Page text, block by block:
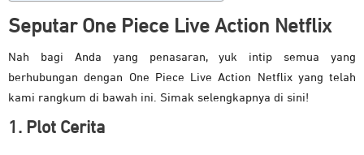
Seputar One Piece Live Action Netflix
Nah bagi Anda yang penasaran, yuk intip semua yang
berhubungan dengan One Piece Live Action Netflix yang telah
kami rangkum di bawah ini. Simak selengkapnya di sini!
1. Plot Cerita